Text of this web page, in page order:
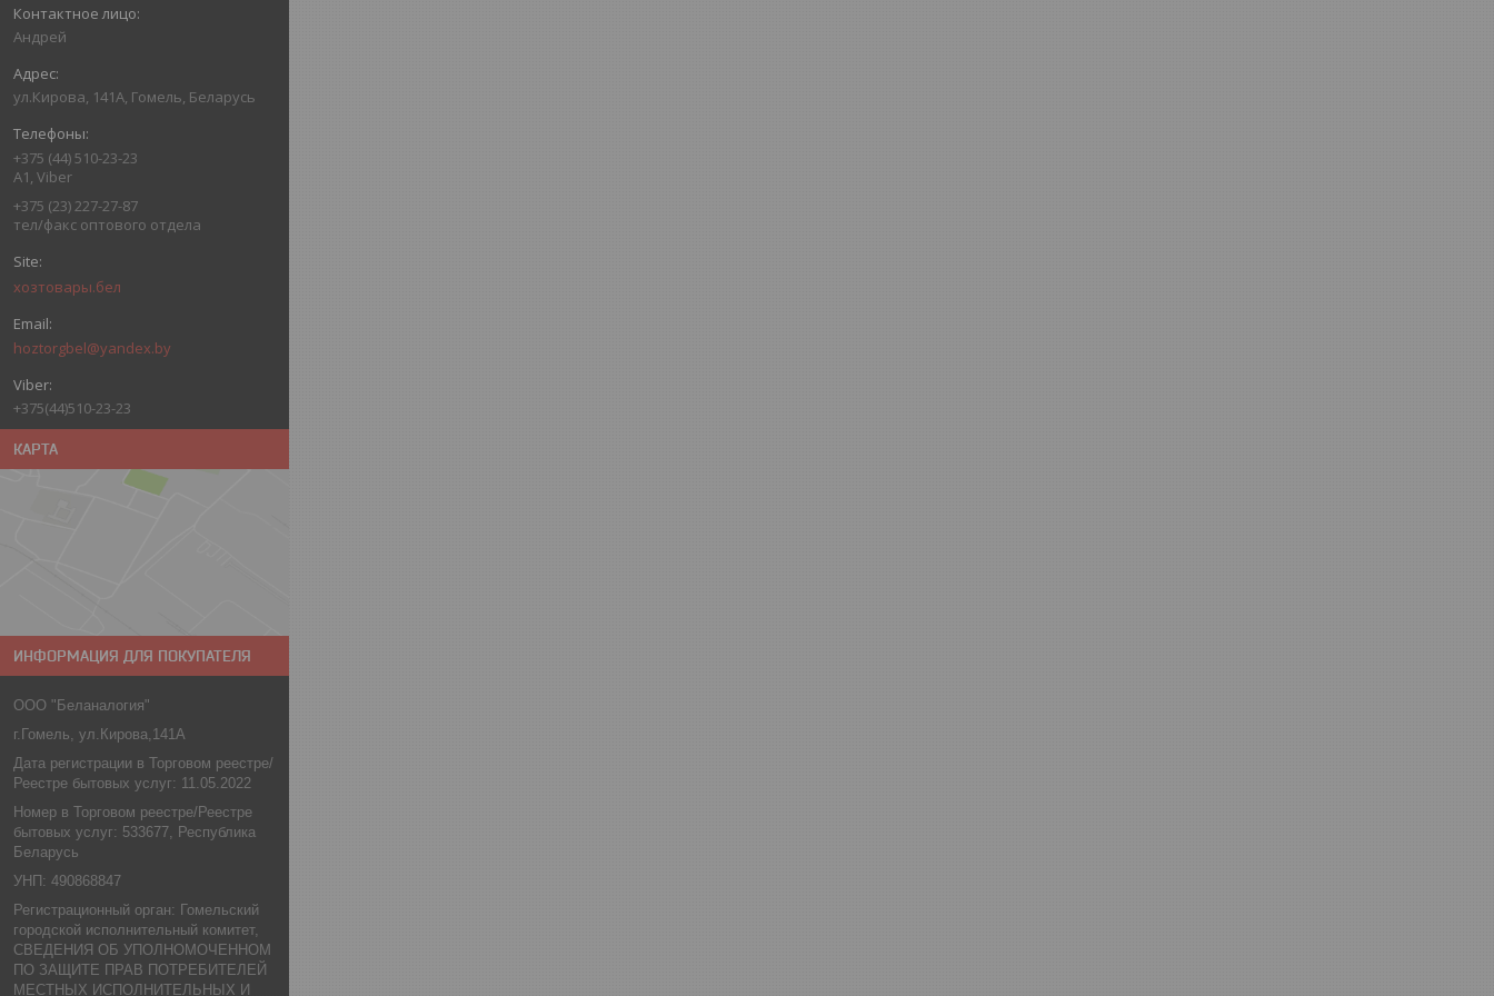
Андрей
ул.Кирова, 141А, Гомель, Беларусь
+375 (44) 510-23-23
А1, Viber
+375 (23) 227-27-87
тел/факс оптового отдела
хозтовары.бел
hoztorgbel@yandex.by
+375(44)510-23-23
КАРТА
ИНФОРМАЦИЯ ДЛЯ ПОКУПАТЕЛЯ
ООО "Беланалогия"
г.Гомель, ул.Кирова,141А
Дата регистрации в Торговом реестре/
Реестре бытовых услуг: 11.05.2022
Номер в Торговом реестре/Реестре
бытовых услуг: 533677, Республика
Беларусь
УНП: 490868847
Регистрационный орган: Гомельский
городской исполнительный комитет,
СВЕДЕНИЯ ОБ УПОЛНОМОЧЕННОМ
ПО ЗАЩИТЕ ПРАВ ПОТРЕБИТЕЛЕЙ
МЕСТНЫХ ИСПОЛНИТЕЛЬНЫХ И